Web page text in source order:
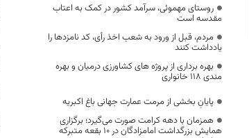
روستای مهموئی، سرآمد کشور در کمک به اعتاب
مقدسه است
مردم، قبل از ورود به شعب اخذ رأی، کد نامزدها را
یادداشت کنند
بهره برداری از پروژه های کشاورزی درمیان و بهره
مندی 118 خانواری
پایانِ بخشی از مرمت عمارت جهانی باغ اکبریه
همزمان با دهه کرامت صورت می‌گیرد؛ برگزاری
همایش بزرگداشت امامزادگان در ۱۰ بقعه متبرکه